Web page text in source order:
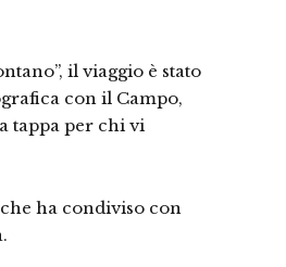
il viaggio è stato
con il Campo,
tappa per chi vi
ha condiviso con